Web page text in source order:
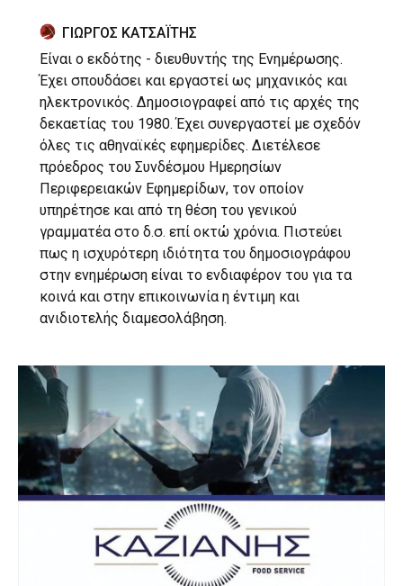
ΓΙΩΡΓΟΣ ΚΑΤΣΑΪΤΗΣ
Είναι ο εκδότης - διευθυντής της Ενημέρωσης.
Έχει σπουδάσει και εργαστεί ως μηχανικός και
ηλεκτρονικός. Δημοσιογραφεί από τις αρχές της
δεκαετίας του 1980. Έχει συνεργαστεί με σχεδόν
όλες τις αθηναϊκές εφημερίδες. Διετέλεσε
πρόεδρος του Συνδέσμου Ημερησίων
Περιφερειακών Εφημερίδων, τον οποίον
υπηρέτησε και από τη θέση του γενικού
γραμματέα στο δ.σ. επί οκτώ χρόνια. Πιστεύει
πως η ισχυρότερη ιδιότητα του δημοσιογράφου
στην ενημέρωση είναι το ενδιαφέρον του για τα
κοινά και στην επικοινωνία η έντιμη και
ανιδιοτελής διαμεσολάβηση.